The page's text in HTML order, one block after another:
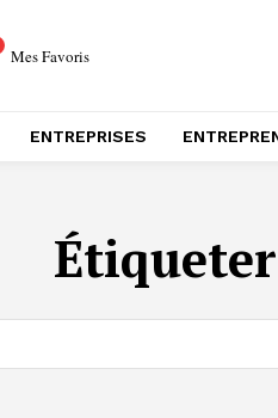
Mes Favoris
ENTREPRISES